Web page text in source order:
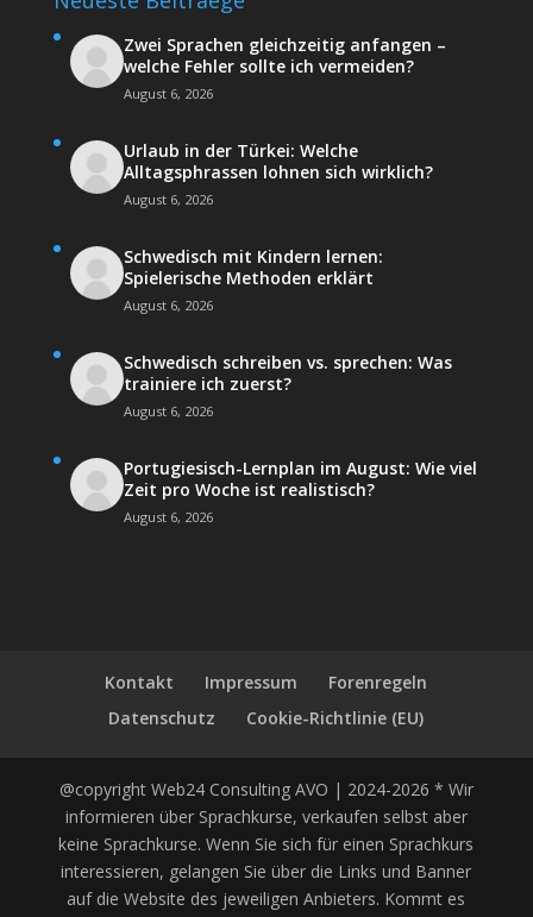
Zwei Sprachen gleichzeitig anfangen –
welche Fehler sollte ich vermeiden?
August 6, 2026
Urlaub in der Türkei: Welche
Alltagsphrassen lohnen sich wirklich?
August 6, 2026
Schwedisch mit Kindern lernen:
Spielerische Methoden erklärt
August 6, 2026
Schwedisch schreiben vs. sprechen: Was
trainiere ich zuerst?
August 6, 2026
Portugiesisch-Lernplan im August: Wie viel
Zeit pro Woche ist realistisch?
August 6, 2026
Kontakt Impressum
Forenregeln
Datenschutz
Cookie-Richtlinie (EU)
@copyright Web24 Consulting AVO | 2024-2026 * Wir
informieren über Sprachkurse, verkaufen selbst aber
keine Sprachkurse. Wenn Sie sich für einen Sprachkurs
interessieren, gelangen Sie über die Links und Banner
auf die Website des jeweiligen Anbieters. Kommt es